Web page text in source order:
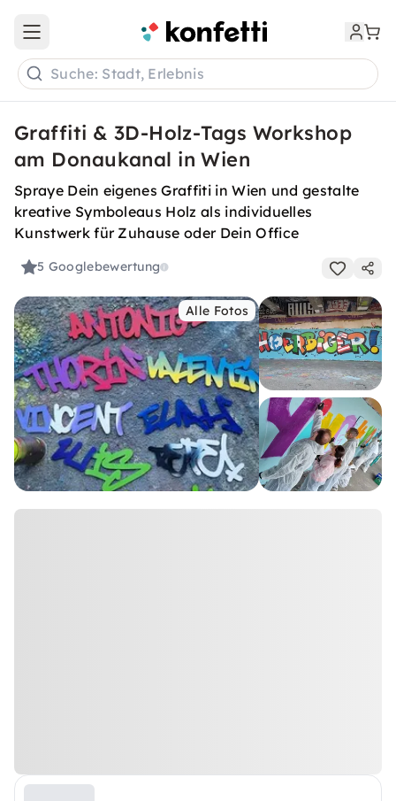
Open main menu
Suche: Stadt, Erlebnis
Graffiti & 3D-Holz-Tags Workshop
am Donaukanal in Wien
Spraye Dein eigenes Graffiti in Wien und gestalte
kreative Symboleaus Holz als individuelles
Kunstwerk für Zuhause oder Dein Office
5 Googlebewertung
Alle Fotos